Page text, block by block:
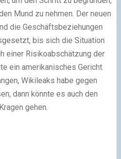
Mund zu nehmen. Der neuen
die Geschäftsbeziehungen
bis sich die Situation
einer Risikoabschätzung der
ein amerikanisches Gericht
Wikileaks habe gegen
dann könnte es auch den
gehen.